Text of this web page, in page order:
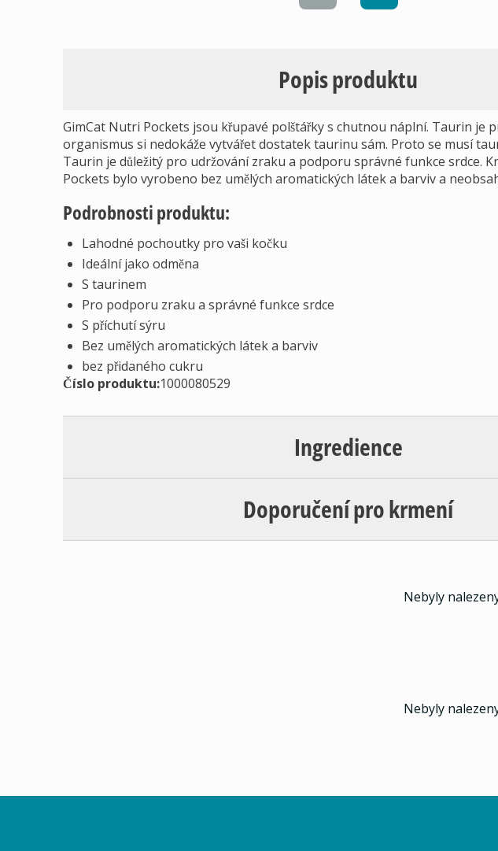
Popis produktu
GimCat Nutri Pockets jsou křupavé polštářky s chutnou náplní. Taurin je
organismus si nedokáže vytvářet dostatek taurinu sám. Proto se musí
Taurin je důležitý pro udržování zraku a podporu správné funkce srdce.
Pockets bylo vyrobeno bez umělých aromatických látek a barviv a
Podrobnosti produktu:
Lahodné pochoutky pro vaši kočku
Ideální jako odměna
S taurinem
Pro podporu zraku a správné funkce srdce
S příchutí sýru
Bez umělých aromatických látek a barviv
bez přidaného cukru
Číslo produktu:1000080529
Ingredience
Doporučení pro krmení
Nebyly
Nebyly